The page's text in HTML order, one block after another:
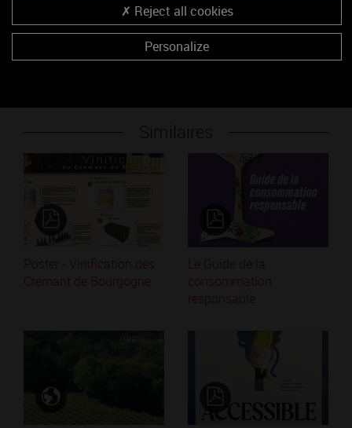
Similaires
Poster - Vinification des
Crémant de Bourgogne
Le Guide de la
consommation
responsable
Reject all cookies
Personalize